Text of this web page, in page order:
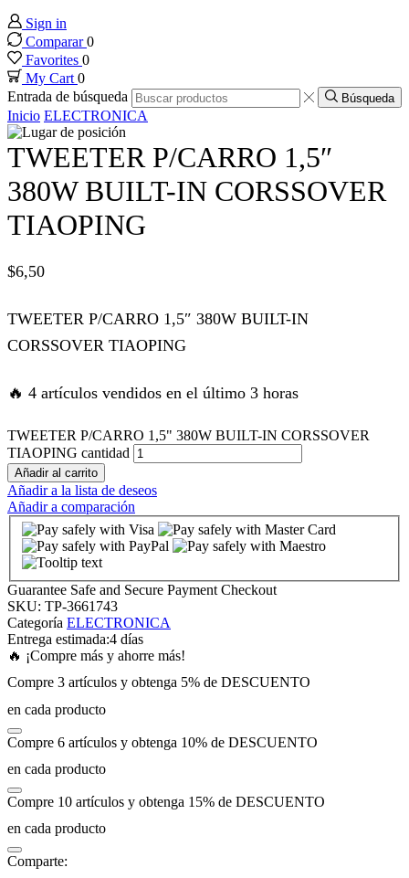
panel
panel
panel
panel
panel
panel
satın al
panel
panel
panel
panel
panel
panel
panel
panel
Sign in
Comparar0
Favorites 0
My Cart0
Entrada de búsqueda
Búsqueda
Inicio ELECTRONICA
TWEETER P/CARRO 1,5″
380W BUILT-IN CORSSOVER
TIAOPING
$6,50
TWEETER P/CARRO 1,5″ 380W BUILT-IN
CORSSOVER TIAOPING
🔥 4 artículos vendidos en el último 3 horas
TWEETER P/CARRO 1,5" 380W BUILT-IN CORSSOVER
TIAOPING cantidad
Añadir al carrito
Añadir a la lista de deseos
Añadir a comparación
Guarantee Safe and Secure Payment Checkout
SKU: TP-3661743
Categoría ELECTRONICA
Entrega estimada:4 días
🔥 ¡Compre más y ahorre más!
Compre 3 artículos y obtenga 5% de DESCUENTO
en cada producto
Compre 6 artículos y obtenga 10% de DESCUENTO
en cada producto
Compre 10 artículos y obtenga 15% de DESCUENTO
en cada producto
Comparte: